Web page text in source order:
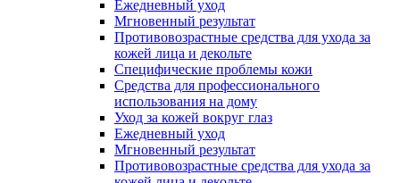
Ежедневный уход
Мгновенный результат
Противовозрастные средства для ухода за
кожей лица и декольте
Специфические проблемы кожи
Средства для профессионального
использования на дому
Уход за кожей вокруг глаз
Ежедневный уход
Мгновенный результат
Противовозрастные средства для ухода за